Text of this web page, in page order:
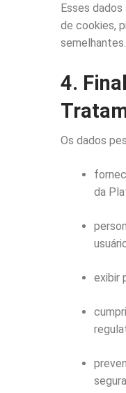
Esses
de cookies,
semelhantes.
4.
Os dados
da
exibir